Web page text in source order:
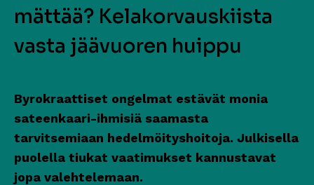
mättää? Kelakorvauskiista
vasta jäävuoren huippu
Byrokraattiset ongelmat estävät monia
sateenkaari-ihmisiä saamasta
tarvitsemiaan hedelmöityshoitoja. Julkisella
puolella tiukat vaatimukset kannustavat
jopa valehtelemaan.